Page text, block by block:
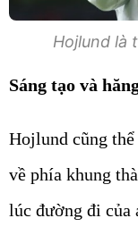
Hojlund là
Sáng tạo và
Hojlund cũng thể
về phía khung
lúc đường đi của